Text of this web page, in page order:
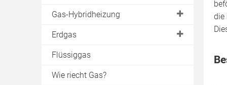
Verbrauch
Spar-Tipps
Brenner
Warmwasserspeicher
Pufferspeicher
Kondensatablauf
Abgasleitung
Schornsteinsanierung
Raumluftunabhängig
Gas-Hybridheizung
Gas mit Solarthermie
Hybrid-Wärmepumpe
Erdgas
Bioerdgas
Heizen mit Gas
Flüssiggas
Wie riecht Gas?
die